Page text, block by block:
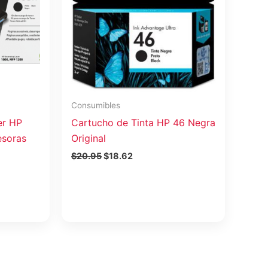
HP
Consumibles
Cartucho de Tinta HP 46 Negra
Original
$20.95$18.62